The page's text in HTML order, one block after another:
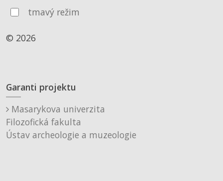
tmavý režim
© 2026
Garanti projektu
Masarykova univerzita
Filozofická fakulta
Ústav archeologie a muzeologie